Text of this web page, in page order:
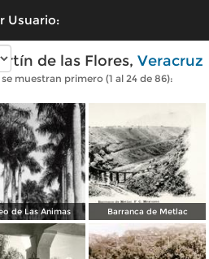
Usuario:
de las Flores, Veracruz
muestran primero (1 al 24 de 86):
de Las Ánimas Barranca de Metlac